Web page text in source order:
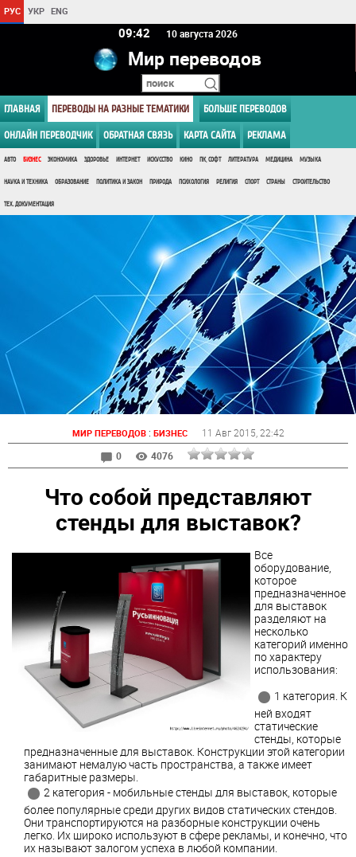
РУС УКР ENG
09 42 10 августа 2026
Мир переводов
ГЛАВНАЯ ПЕРЕВОДЫ НА РАЗНЫЕ ТЕМАТИКИ БОЛЬШЕ ПЕРЕВОДОВ
ОНЛАЙН ПЕРЕВОДЧИК ОБРАТНАЯ СВЯЗЬ КАРТА САЙТА РЕКЛАМА
АВТО БИЗНЕС ЭКОНОМИКА ЗДОРОВЬЕ ИНТЕРНЕТ ИСКУССТВО КИНО ПК, СОФТ ЛИТЕРАТУРА МЕДИЦИНА МУЗЫКА
НАУКА И ТЕХНИКА ОБРАЗОВАНИЕ ПОЛИТИКА И ЗАКОН ПРИРОДА ПСИХОЛОГИЯ РЕЛИГИЯ СПОРТ СТРАНЫ СТРОИТЕЛЬСТВО
ТЕХ. ДОКУМЕНТАЦИЯ
МИР ПЕРЕВОДОВ: БИЗНЕС 11 Авг 2015 , 22:42
0
4076
Что собой представляют
стенды для выставок?
Все
оборудование,
которое
предназначенное
для выставок
разделяют на
несколько
категорий именно
по характеру
использования:
1 категория. К
ней входят
статические
стенды, которые
предназначенные для выставок. Конструкции этой категории
занимают немалую часть пространства, а также имеет
габаритные размеры.
2 категория - мобильные стенды для выставок, которые
более популярные среди других видов статических стендов.
Они транспортируются на разборные конструкции очень
легко. Их широко используют в сфере рекламы, и конечно, что
их называют залогом успеха в любой компании.